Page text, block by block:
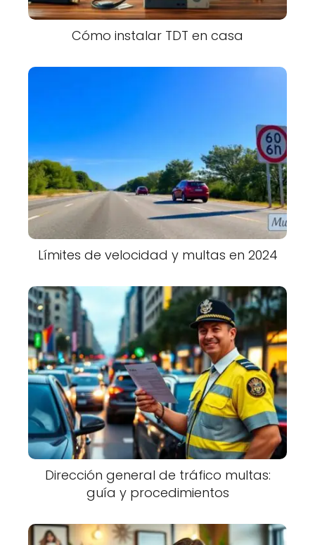
Cómo instalar TDT en casa
Límites de velocidad y multas en 2024
Dirección general de tráfico multas:
guía y procedimientos